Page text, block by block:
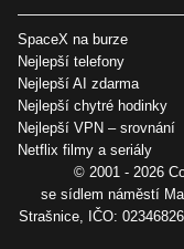
SpaceX na burze
Nejlepší telefony
Nejlepší AI zdarma
Nejlepší chytré hodinky
Nejlepší VPN – srovnání
Netflix filmy a seriály
© 2001 - 2026
se sídlem náměstí
Strašnice, IČO: